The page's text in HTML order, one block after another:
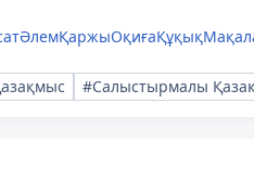
ӘлемҚаржыОқиғаҚұқық
#Салыстырмалы